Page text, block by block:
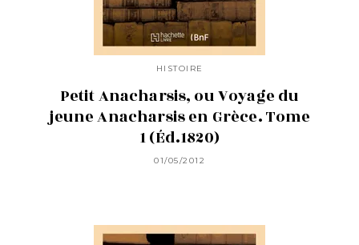
HISTOIRE
Petit Anacharsis, ou Voyage du
jeune Anacharsis en Grèce. Tome
1 (Éd.1820)
01/05/2012